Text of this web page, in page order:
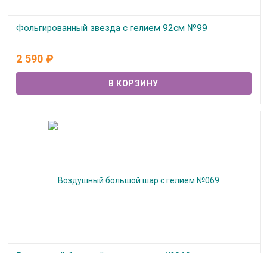
Фольгированный звезда с гелием 92см №99
2 590 ₽